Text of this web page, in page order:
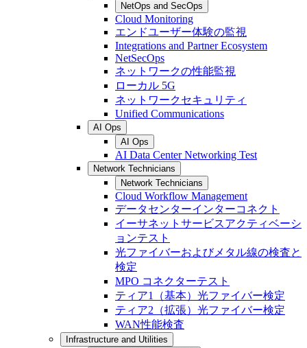
NetOps and SecOps
Cloud Monitoring
エンドユーザー体験の監視
Integrations and Partner Ecosystem
NetSecOps
ネットワークの性能監視
ローカル 5G
ネットワークセキュリティ
Unified Communications
AI Ops
AI Ops
AI Data Center Networking Test
Network Technicians
Network Technicians
Cloud Workflow Management
データセンターインターコネクト
イーサネットサービスアクティベーシ
ョンテスト
光ファイバーおよびメタル線の検査と
検定
MPO コネクターテスト
ティア1（基本）光ファイバー検定
ティア2（拡張）光ファイバー検定
WAN性能検査
Infrastructure and Utilities